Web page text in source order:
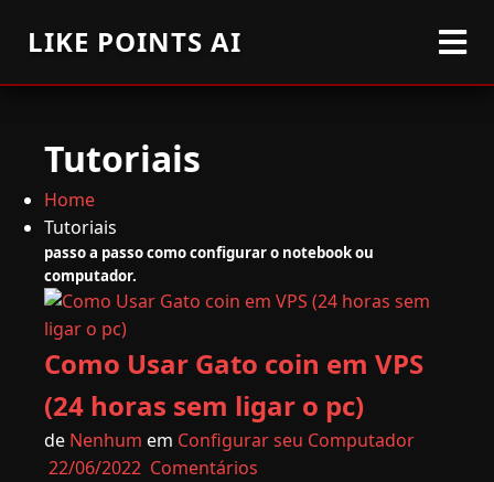
LIKE POINTS AI
Tutoriais
Home
Tutoriais
passo a passo como configurar o notebook ou
computador.
Como Usar Gato coin em VPS
(24 horas sem ligar o pc)
de Nenhum em Configurar seu Computador
22/06/2022 Comentários